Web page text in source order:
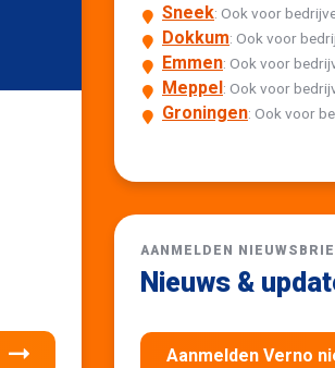
Sneek: Ook voor
Dokkum: Ook voor
Emmen: Ook voor
Meppel: Ook voor
Groningen: Ook voor
AANMELDEN
Nieuws &
Aanmelden Verno